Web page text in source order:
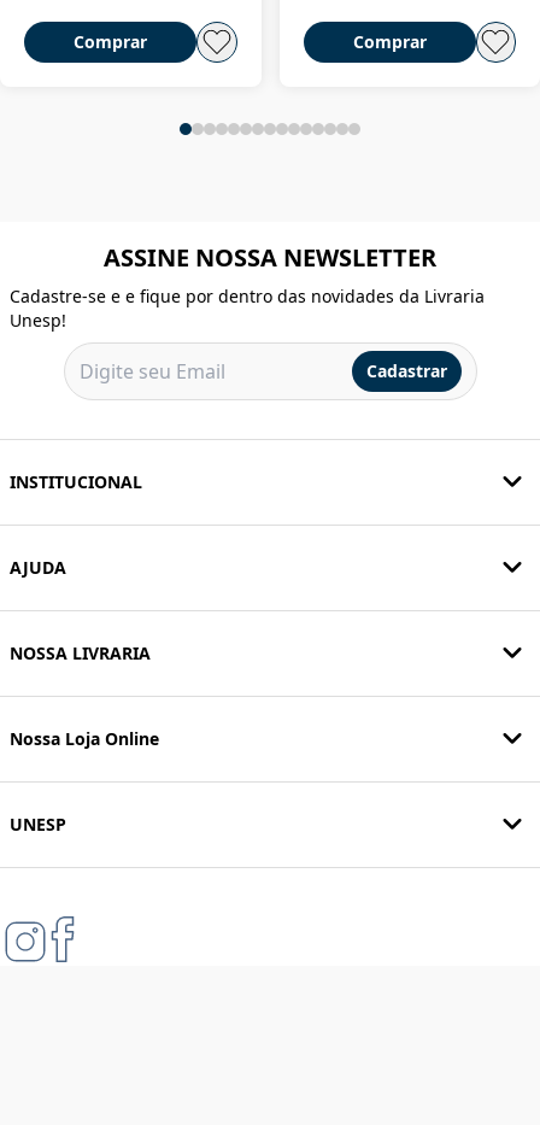
Comprar Comprar
ASSINE NOSSA NEWSLETTER
Cadastre-se e e fique por dentro das novidades da Livraria
Unesp!
Cadastrar
INSTITUCIONAL
AJUDA
NOSSA LIVRARIA
Nossa Loja Online
UNESP